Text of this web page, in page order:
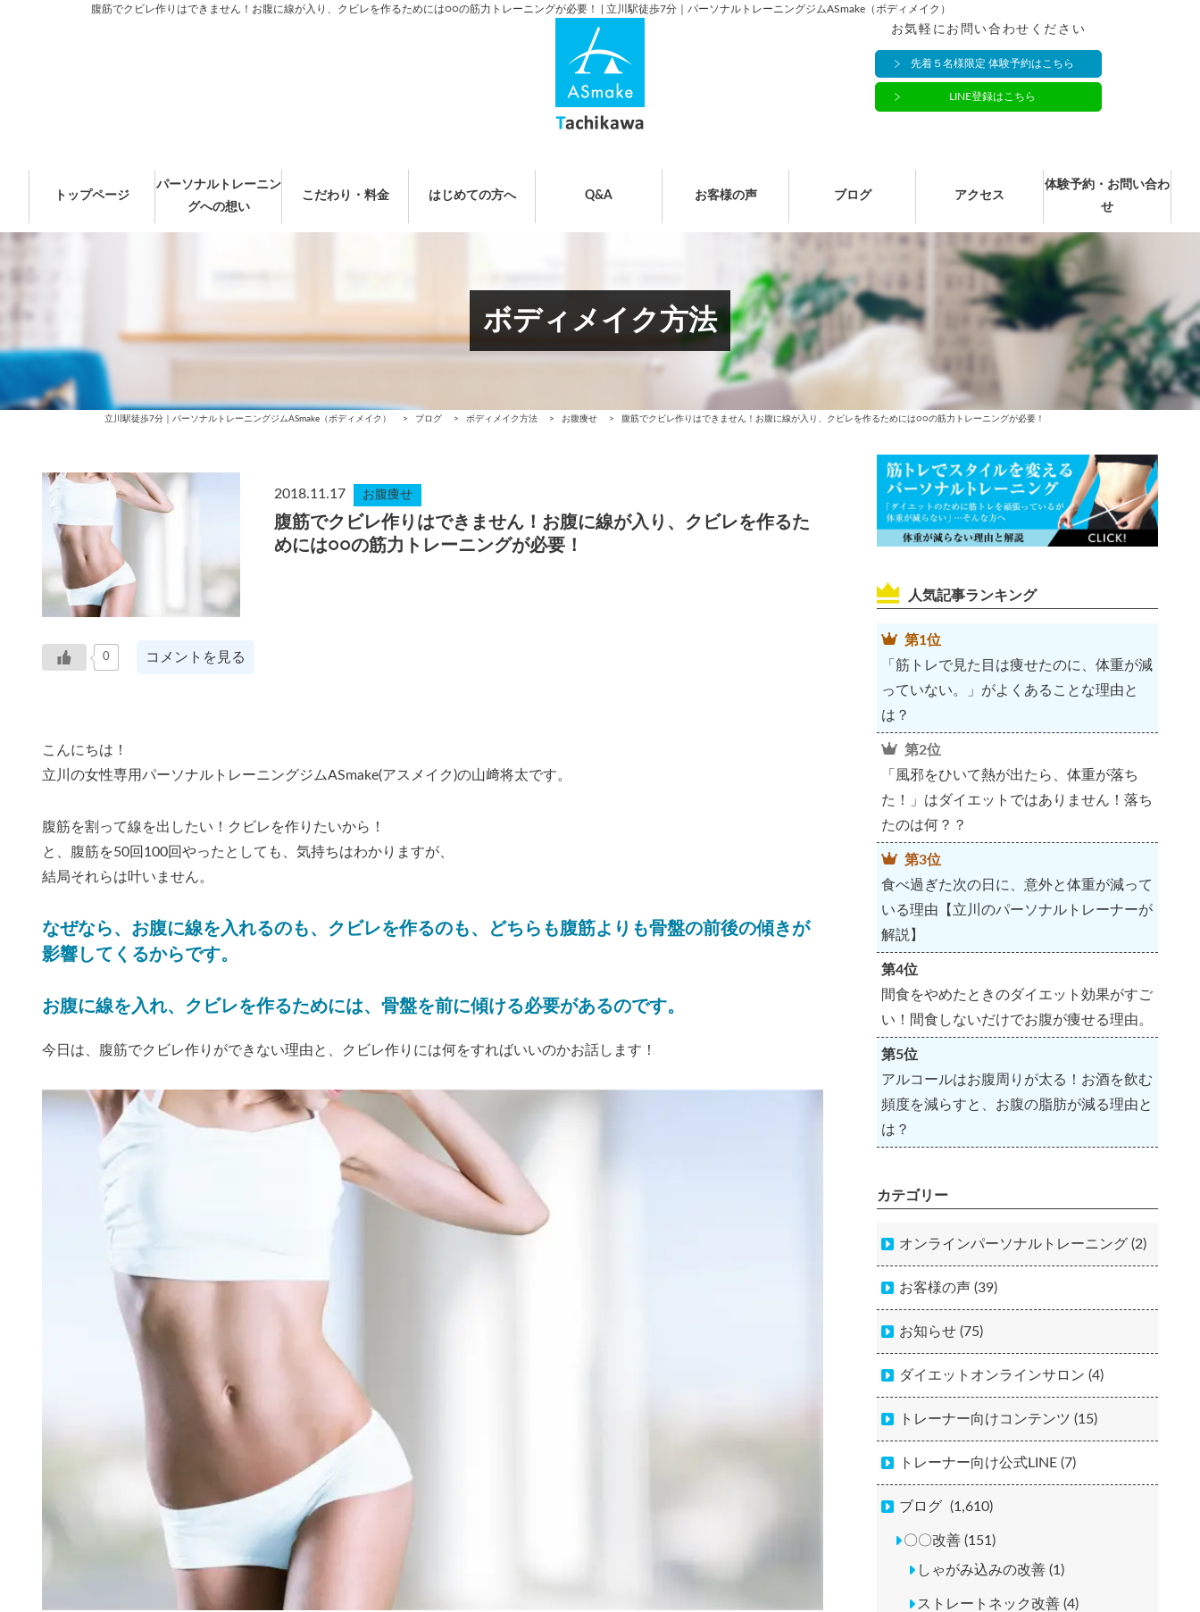
腹筋でクビレ作りはできません！お腹に線が入り、クビレを作るためには○○の筋力トレーニングが必要！ | 立川駅徒歩7分｜パーソナルトレーニングジムASmake（ボディメイク）
お気軽にお問い合わせください
先着５名様限定 体験予約はこちら
LINE登録はこちら
トップページ
パーソナルトレーニン
グへの想い
こだわり・料金 はじめての方へ Q&A お客様の声 ブログ アクセス
体験予約・お問い合わ
せ
ボディメイク方法
立川駅徒歩7分｜パーソナルトレーニングジムASmake（ボディメイク） > ブログ > ボディメイク方法 > お腹痩せ > 腹筋でクビレ作りはできません！お腹に線が入り、クビレを作るためには○○の筋力トレーニングが必要！
2018.11.17 お腹痩せ
腹筋でクビレ作りはできません！お腹に線が入り、クビレを作るた
めには○○の筋力トレーニングが必要！
0 コメントを見る
こんにちは！
立川の女性専用パーソナルトレーニングジムASmake(アスメイク)の山﨑将太です。
腹筋を割って線を出したい！クビレを作りたいから！
と、腹筋を50回100回やったとしても、気持ちはわかりますが、
結局それらは叶いません。
なぜなら、お腹に線を入れるのも、クビレを作るのも、どちらも腹筋よりも骨盤の前後の傾きが
影響してくるからです。
お腹に線を入れ、クビレを作るためには、骨盤を前に傾ける必要があるのです。
今日は、腹筋でクビレ作りができない理由と、クビレ作りには何をすればいいのかお話します！
人気記事ランキング
第1位
「筋トレで見た目は痩せたのに、体重が減
っていない。」がよくあることな理由と
は？
第2位
「風邪をひいて熱が出たら、体重が落ち
た！」はダイエットではありません！落ち
たのは何？？
第3位
食べ過ぎた次の日に、意外と体重が減って
いる理由【立川のパーソナルトレーナーが
解説】
第4位
間食をやめたときのダイエット効果がすご
い！間食しないだけでお腹が痩せる理由。
第5位
アルコールはお腹周りが太る！お酒を飲む
頻度を減らすと、お腹の脂肪が減る理由と
は？
カテゴリー
オンラインパーソナルトレーニング (2)
お客様の声 (39)
お知らせ (75)
ダイエットオンラインサロン (4)
トレーナー向けコンテンツ (15)
トレーナー向け公式LINE (7)
ブログ (1,610)
〇〇改善 (151)
しゃがみ込みの改善 (1)
ストレートネック改善 (4)